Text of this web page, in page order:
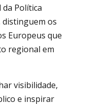
Política
distinguem os
Europeus que
regional em
visibilidade,
e inspirar